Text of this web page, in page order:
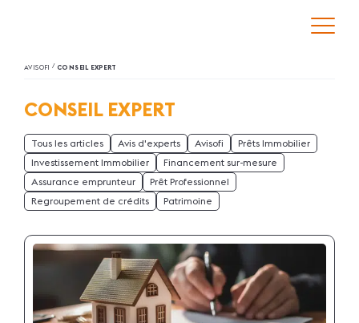
AVISOFI / CONSEIL EXPERT
CONSEIL EXPERT
Tous les articles Avis d'experts Avisofi
Prêts Immobilier
Investissement Immobilier
Financement sur-mesure
Assurance emprunteur
Prêt Professionnel
Regroupement de crédits
Patrimoine